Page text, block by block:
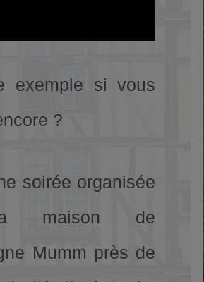
exemple si vous
?
soirée organisée
maison de
Mumm près de